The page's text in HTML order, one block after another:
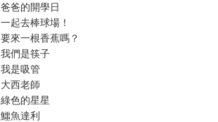
爸爸的開學日
一起去棒球場！
要來一根香蕉嗎？
我們是筷子
我是吸管
大西老師
綠色的星星
鱷魚達利